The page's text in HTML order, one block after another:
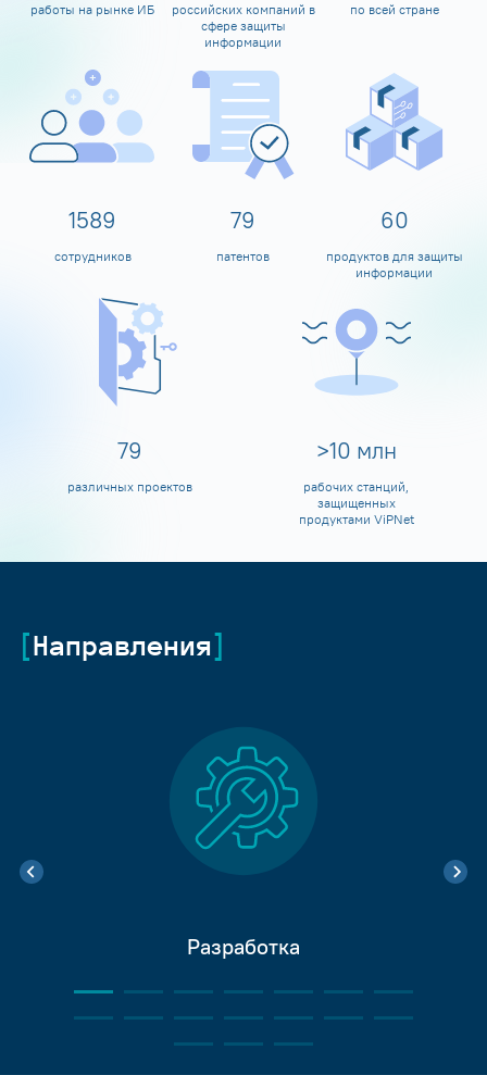
работы на рынке ИБ
российских компаний в
сфере защиты
информации
по всей стране
1600
сотрудников
80
патентов
60
продуктов для защиты
информации
80
различных проектов
>10 млн
рабочих станций,
защищенных
продуктами ViPNet
Направления
Разработка